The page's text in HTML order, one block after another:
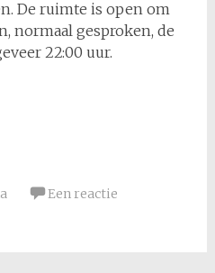
De ruimte is open om
normaal gesproken, de
22:00 uur.
Een reactie